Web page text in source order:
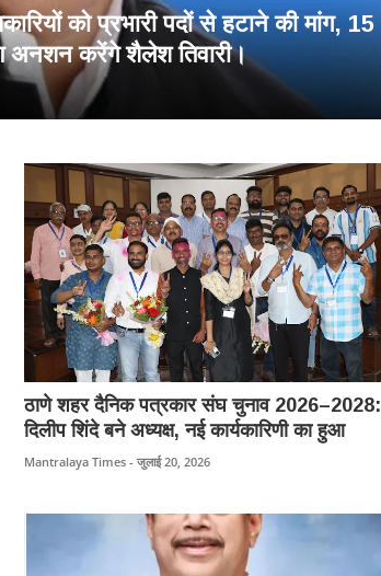
को प्रभारी पदों से हटाने की मांग, 15
अनशन करेंगे शैलेश तिवारी।
ठाणे शहर दैनिक पत्रकार संघ चुनाव 2026–2028:
दिलीप शिंदे बने अध्यक्ष, नई कार्यकारिणी का हुआ
गठन।
Mantralaya Times - जुलाई 20, 2026